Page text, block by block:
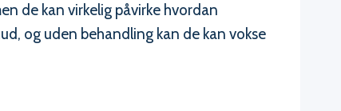
de kan virkelig påvirke hvordan
og uden behandling kan de kan vokse